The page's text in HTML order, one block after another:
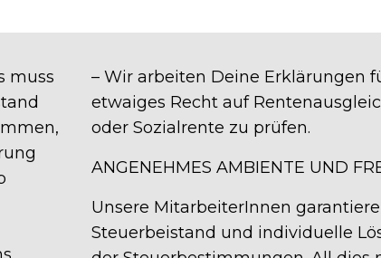
muss
– Wir arbeiten Deine Erklärungen
etwaiges Recht auf
oder Sozialrente zu prüfen.
ANGENEHMES AMBIENTE UND
Unsere MitarbeiterInnen
Steuerbeistand und individuelle